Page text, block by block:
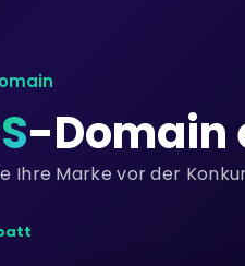
-Domain
Ihre Marke vor der